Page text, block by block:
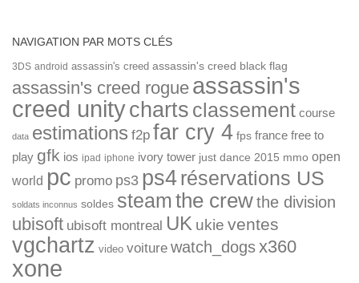
NAVIGATION PAR MOTS CLÉS
3DS android assassin's creed assassin's creed black flag
assassin's creed rogue assassin's
creed unitycharts classement course
data estimations f2p far cry 4 fps france free to
play gfk ios ipad iphone ivory tower just dance 2015 mmo open
world pc promo ps3 ps4réservations US
soldats inconnus soldes steamthe crewthe division
ubisoft ubisoft montreal UK ukie ventes
vgchartz video voiture watch_dogsx360
xone